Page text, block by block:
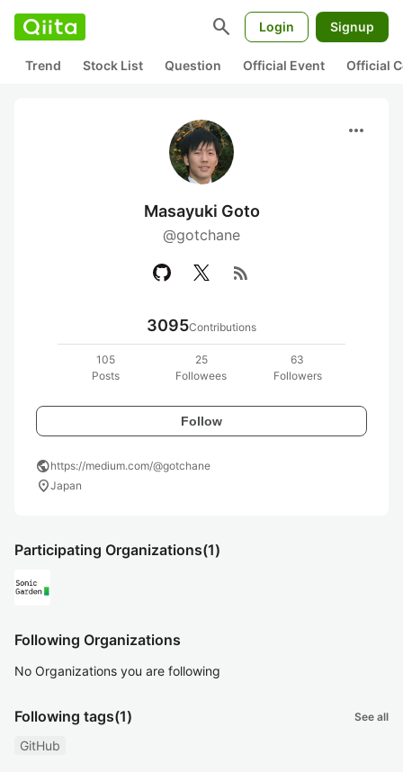
search Login Signup
Trend Stock List Question Official Event Official
more_horiz
Masayuki Goto
@gotchane
rss_feed
3095Contributions
105
Posts
25
Followees
63
Followers
Follow
publichttps://medium.com/@gotchane
location_onJapan
Participating Organizations(1)
Following Organizations
No Organizations you are following
Following tags(1) See all
GitHub